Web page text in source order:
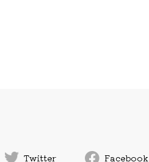
Twitter Facebook